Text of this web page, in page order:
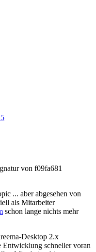
von f09fa681
... aber abgesehen von
als Mitarbeiter
schon lange nichts mehr
Desktop 2.x
Entwicklung schneller voran